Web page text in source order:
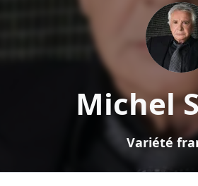
Michel
Variété